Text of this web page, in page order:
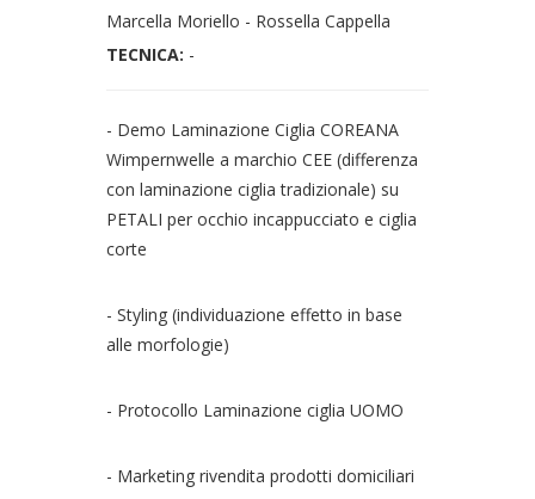
Marcella Moriello - Rossella Cappella
TECNICA: -
- Demo Laminazione Ciglia COREANA
Wimpernwelle a marchio CEE (differenza
con laminazione ciglia tradizionale) su
PETALI per occhio incappucciato e ciglia
corte
- Styling (individuazione effetto in base
alle morfologie)
- Protocollo Laminazione ciglia UOMO
- Marketing rivendita prodotti domiciliari